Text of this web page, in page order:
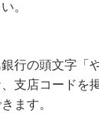
。
行の頭文字「
支店コードを
ます。